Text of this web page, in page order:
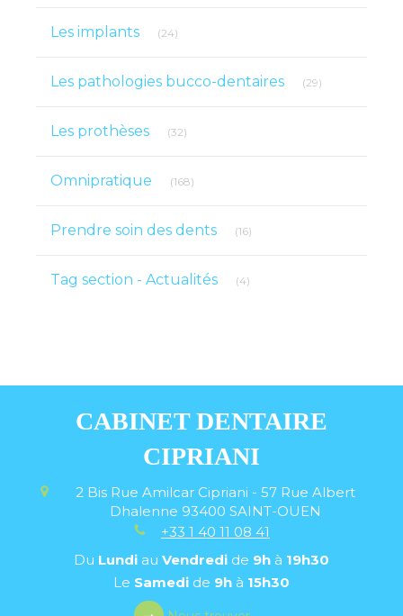
Les implants (24)
Les pathologies bucco-dentaires (29)
Les prothèses (32)
Omnipratique (168)
Prendre soin des dents (16)
Tag section - Actualités (4)
CABINET DENTAIRE
CIPRIANI
2 Bis Rue Amilcar Cipriani - 57 Rue Albert
Dhalenne 93400 SAINT-OUEN
+33 1 40 11 08 41
Du Lundi au Vendredi de 9h à 19h30
Le Samedi de 9h à 15h30